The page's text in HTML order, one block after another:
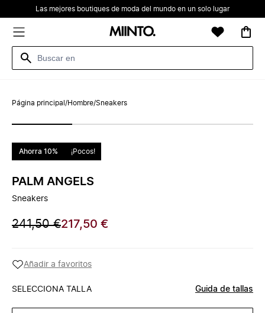
Las mejores boutiques de moda del mundo en un solo lugar
Página principal /Hombre/Sneakers
Ahorra 10% ¡Pocos!
PALM ANGELS
Sneakers
241,50 €217,50 €
Añadir a favoritos
SELECCIONA TALLA Guida de tallas